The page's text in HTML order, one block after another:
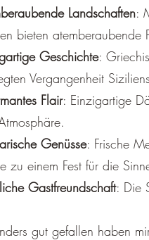
Landschaften:
bieten atemberaubende
Geschichte:
Vergangenheit
Flair: Einzigartige
Genüsse: Frische
zu einem Fest für die
Gastfreundschaft: Die
gut gefallen haben